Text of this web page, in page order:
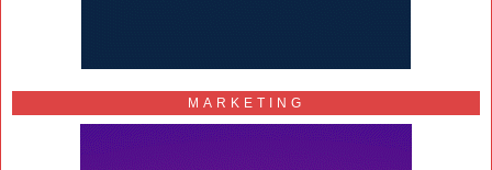
MARKETING